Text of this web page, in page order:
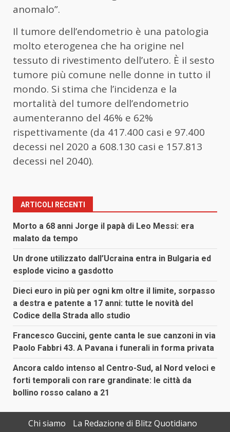
anomalo”.
Il tumore dell’endometrio è una patologia
molto eterogenea che ha origine nel
tessuto di rivestimento dell’utero. È il sesto
tumore più comune nelle donne in tutto il
mondo. Si stima che l’incidenza e la
mortalità del tumore dell’endometrio
aumenteranno del 46% e 62%
rispettivamente (da 417.400 casi e 97.400
decessi nel 2020 a 608.130 casi e 157.813
decessi nel 2040).
ARTICOLI RECENTI
Morto a 68 anni Jorge il papà di Leo Messi: era
malato da tempo
Un drone utilizzato dall’Ucraina entra in Bulgaria ed
esplode vicino a gasdotto
Dieci euro in più per ogni km oltre il limite, sorpasso
a destra e patente a 17 anni: tutte le novità del
Codice della Strada allo studio
Francesco Guccini, gente canta le sue canzoni in via
Paolo Fabbri 43. A Pavana i funerali in forma privata
Ancora caldo intenso al Centro-Sud, al Nord veloci e
forti temporali con rare grandinate: le città da
bollino rosso calano a 21
Chi siamo
La Redazione di Blitz Quotidiano